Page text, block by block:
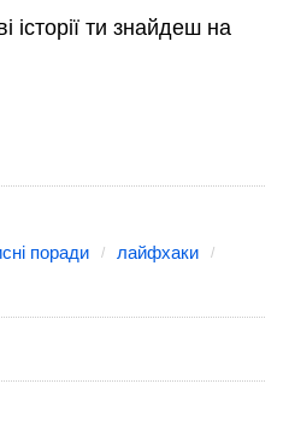
історії ти знайдеш на
поради
лайфхаки